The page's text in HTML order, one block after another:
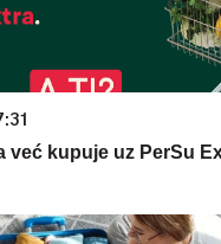
već kupuje uz PerSu